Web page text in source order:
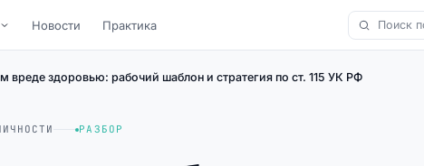
Новости Практика
вреде здоровью: рабочий шаблон и стратегия по ст. 115 УК РФ
РАЗБОР